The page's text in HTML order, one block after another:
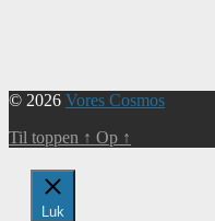
© 2026 Vores Cosmos
Til toppen ↑ Op ↑
Luk